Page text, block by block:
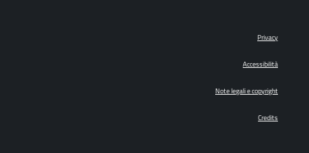
Privacy
Accessibilità
Note legali e copyright
Credits